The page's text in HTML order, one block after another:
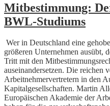
Mitbestimmung:
BWL-Studiums
Wer in Deutschland eine
größeren Unternehmen ausübt,
Tritt mit den
auseinandersetzen. Die reichen
Arbeitnehmervertretern in den
Kapitalgesellschaften. Martin
Europäischen Akademie der